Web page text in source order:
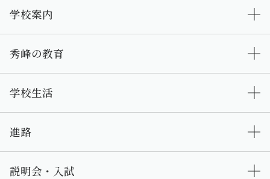
学校案内
秀峰の教育
学校生活
進路
説明会・入試